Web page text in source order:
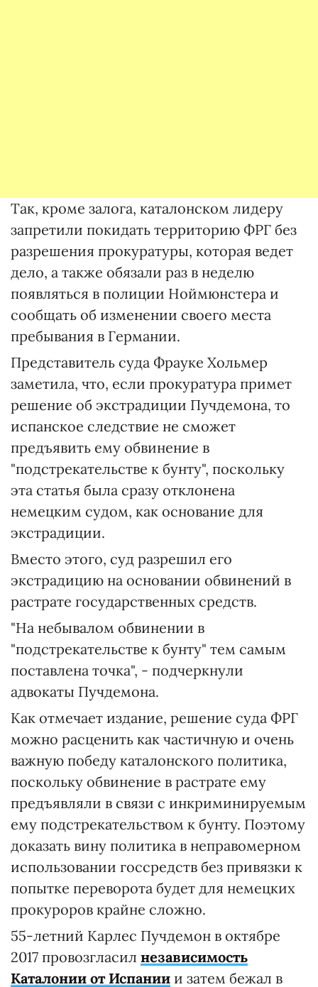
Так, кроме залога, каталонском лидеру
запретили покидать территорию ФРГ без
разрешения прокуратуры, которая ведет
дело, а также обязали раз в неделю
появляться в полиции Ноймюнстера и
сообщать об изменении своего места
пребывания в Германии.
Представитель суда Фрауке Хольмер
заметила, что, если прокуратура примет
решение об экстрадиции Пучдемона, то
испанское следствие не сможет
предъявить ему обвинение в
"подстрекательстве к бунту", поскольку
эта статья была сразу отклонена
немецким судом, как основание для
экстрадиции.
Вместо этого, суд разрешил его
экстрадицию на основании обвинений в
растрате государственных средств.
"На небывалом обвинении в
"подстрекательстве к бунту" тем самым
поставлена точка", - подчеркнули
адвокаты Пучдемона.
Как отмечает издание, решение суда ФРГ
можно расценить как частичную и очень
важную победу каталонского политика,
поскольку обвинение в растрате ему
предъявляли в связи с инкриминируемым
ему подстрекательством к бунту. Поэтому
доказать вину политика в неправомерном
использовании госсредств без привязки к
попытке переворота будет для немецких
прокуроров крайне сложно.
55-летний Карлес Пучдемон в октябре
2017 провозгласил независимость
Каталонии от Испании и затем бежал в